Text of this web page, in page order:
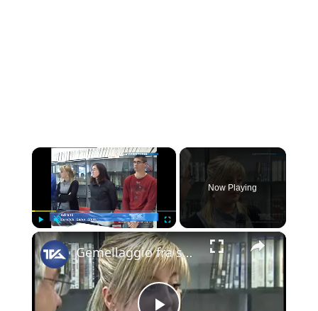
×
Play
Now Playing
×
Gemellaggio fra scolaresca Adranita e Francese